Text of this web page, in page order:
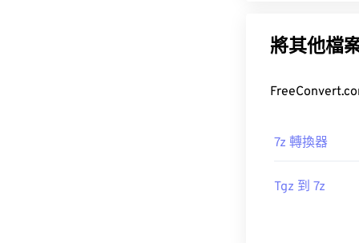
將其他檔
7z 轉換器
Tgz 到 7z